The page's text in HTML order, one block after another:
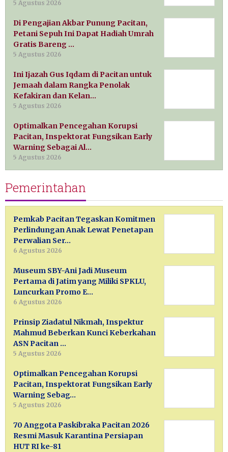
5 Agustus 2026
Di Pengajian Akbar Punung Pacitan,
Petani Sepuh Ini Dapat Hadiah Umrah
Gratis Bareng …
5 Agustus 2026
Ini Ijazah Gus Iqdam di Pacitan untuk
Jemaah dalam Rangka Penolak
Kefakiran dan Kelan…
5 Agustus 2026
Optimalkan Pencegahan Korupsi
Pacitan, Inspektorat Fungsikan Early
Warning Sebagai Al…
5 Agustus 2026
Pemerintahan
Pemkab Pacitan Tegaskan Komitmen
Perlindungan Anak Lewat Penetapan
Perwalian Ser…
6 Agustus 2026
Museum SBY-Ani Jadi Museum
Pertama di Jatim yang Miliki SPKLU,
Luncurkan Promo E…
6 Agustus 2026
Prinsip Ziadatul Nikmah, Inspektur
Mahmud Beberkan Kunci Keberkahan
ASN Pacitan …
5 Agustus 2026
Optimalkan Pencegahan Korupsi
Pacitan, Inspektorat Fungsikan Early
Warning Sebag…
5 Agustus 2026
70 Anggota Paskibraka Pacitan 2026
Resmi Masuk Karantina Persiapan
HUT RI ke-81